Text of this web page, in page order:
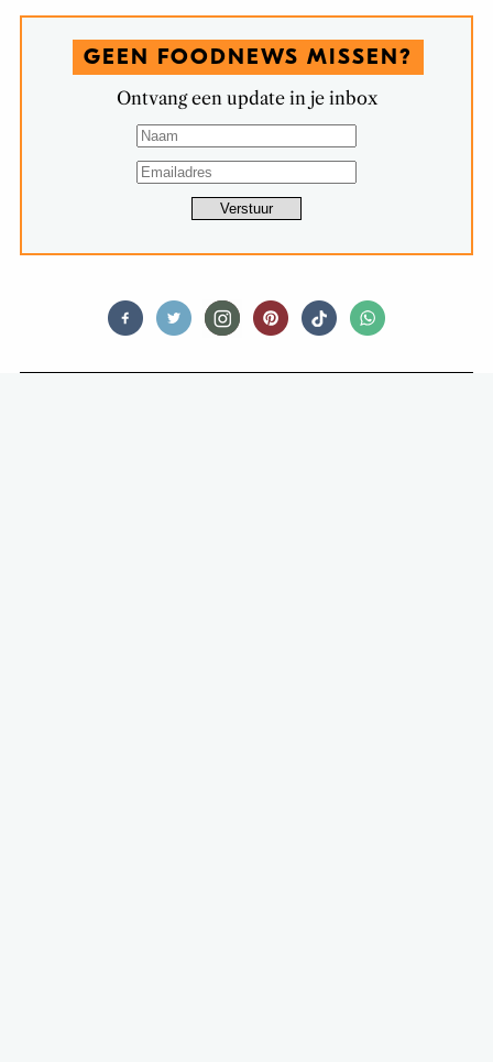
GEEN FOODNEWS MISSEN?
Ontvang een update in je inbox